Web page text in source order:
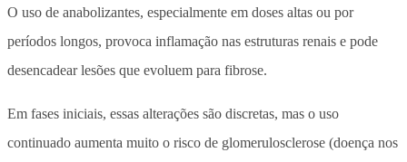
O uso de anabolizantes, especialmente em doses altas ou por
períodos longos, provoca inflamação nas estruturas renais e pode
desencadear lesões que evoluem para fibrose.
Em fases iniciais, essas alterações são discretas, mas o uso
continuado aumenta muito o risco de glomerulosclerose (doença nos